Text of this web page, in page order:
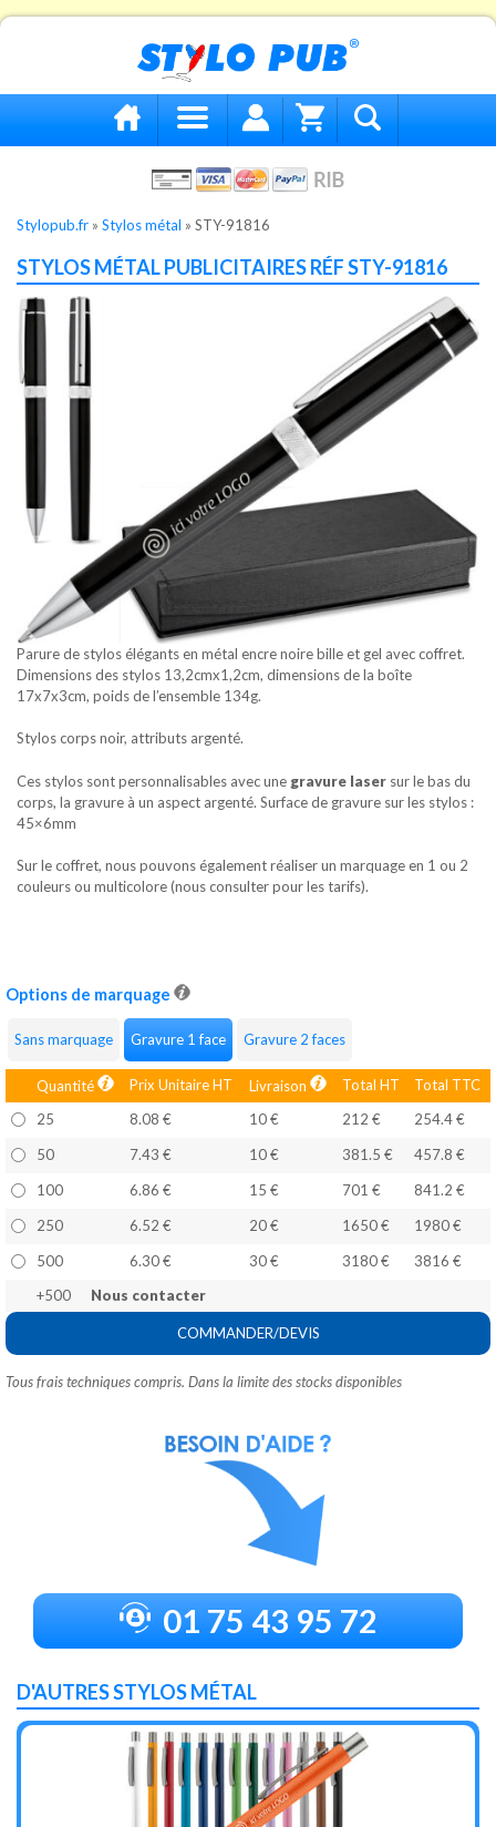
Stylopub.fr » Stylos métal » STY-91816
STYLOS MÉTAL PUBLICITAIRES RÉF STY-91816
Parure de stylos élégants en métal encre noire bille et gel avec coffret.
Dimensions des stylos 13,2cmx1,2cm, dimensions de la boîte
17x7x3cm, poids de l’ensemble 134g.
Stylos corps noir, attributs argenté.
Ces stylos sont personnalisables avec une gravure laser sur le bas du
corps, la gravure à un aspect argenté. Surface de gravure sur les stylos :
45×6mm
Sur le coffret, nous pouvons également réaliser un marquage en 1 ou 2
couleurs ou multicolore (nous consulter pour les tarifs).
Options de marquage
Sans marquage Gravure 1 face Gravure 2 faces
Quantité Prix Unitaire HT Livraison Total HT
Total TTC
25
8.08 € 10 € 212 €
254.4 €
50
7.43 € 10 € 381.5 €
457.8 €
100
6.86 € 15 € 701 €
841.2 €
250
6.52 € 20 € 1650 €
1980 €
500
6.30 € 30 € 3180 €
3816 €
+500
Nous contacter
COMMANDER/DEVIS
Tous frais techniques compris. Dans la limite des stocks disponibles
01 75 43 95 72
D'AUTRES STYLOS MÉTAL